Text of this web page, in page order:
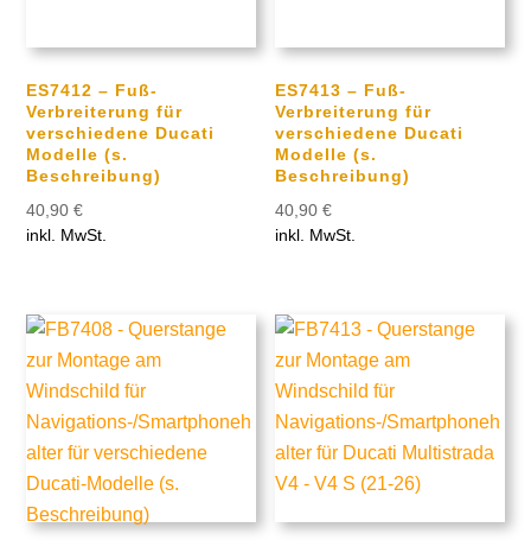
ES7412 – Fuß-
Verbreiterung für
verschiedene Ducati
Modelle (s.
Beschreibung)
40,90€
inkl. MwSt.
ES7413 – Fuß-
Verbreiterung für
verschiedene Ducati
Modelle (s.
Beschreibung)
40,90€
inkl. MwSt.